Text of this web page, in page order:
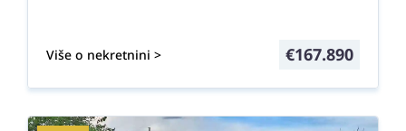
Više o nekretnini > €167.890